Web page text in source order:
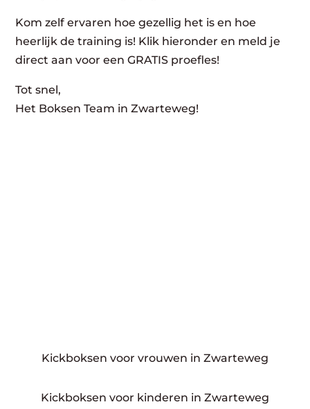
Kom zelf ervaren hoe gezellig het is en hoe
heerlijk de training is! Klik hieronder en meld je
direct aan voor een GRATIS proefles!
Tot snel,
Het Boksen Team in Zwarteweg!
Kickboksen voor vrouwen in Zwarteweg
Kickboksen voor kinderen in Zwarteweg